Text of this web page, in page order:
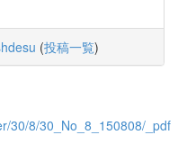
(投稿一覧)
30/8/30_No_8_150808/_pdf